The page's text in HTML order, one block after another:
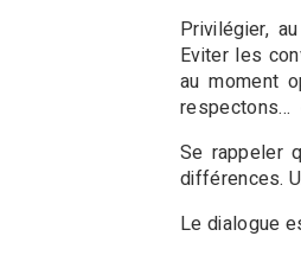
Privilégier,
Eviter les
au moment
respectons…
Se rappeler
différences.
Le dialogue